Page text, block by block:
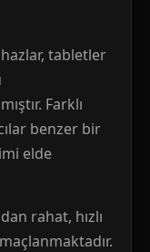
tabletler
Farklı
benzer bir
elde
rahat, hızlı